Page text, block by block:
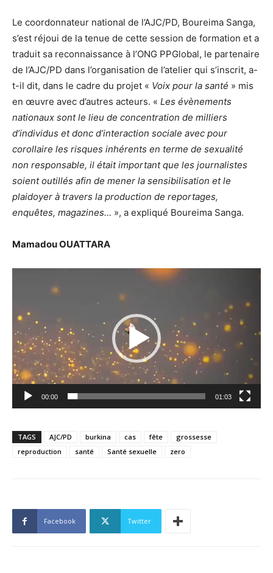
Le coordonnateur national de l’AJC/PD, Boureima Sanga,
s’est réjoui de la tenue de cette session de formation et a
traduit sa reconnaissance à l’ONG PPGlobal, le partenaire
de l’AJC/PD dans l’organisation de l’atelier qui s’inscrit, a-
t-il dit, dans le cadre du projet « Voix pour la santé » mis
en œuvre avec d’autres acteurs. « Les évènements
nationaux sont le lieu de concentration de milliers
d’individus et donc d’interaction sociale avec pour
corollaire les risques inhérents en terme de sexualité
non responsable, il était important que les journalistes
soient outillés afin de mener la sensibilisation et le
plaidoyer à travers la production de reportages,
enquêtes, magazines… », a expliqué Boureima Sanga.
Mamadou OUATTARA
Lecteur
00:00 01:03
TAGS AJC/PD burkina cas fête
grossesse
reproduction
santé Santé sexuelle zero
Facebook Twitter